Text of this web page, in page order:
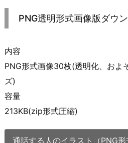
PNG透明形式画像版ダウ
内容
PNG形式画像30枚(透明化、およ
ズ)
容量
213KB(zip形式圧縮)
通話する人のイラスト（PNG